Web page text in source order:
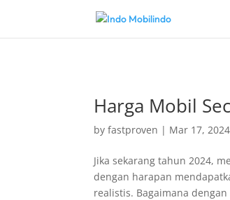
Harga Mobil
byfastproven | Mar 17, 2024
Jika sekarang tahun 2024,
dengan harapan
realistis. Bagaimana